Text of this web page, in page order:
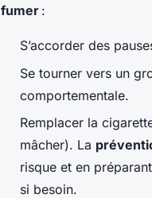
fumer :
S’accorder des
Se tourner vers un
comportementale.
Remplacer la
mâcher). La
risque et en
si besoin.